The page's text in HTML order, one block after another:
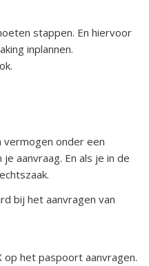
stappen. En hiervoor
inplannen.
vermogen onder een
aanvraag. En als je in de
bij het aanvragen van
op het paspoort aanvragen.